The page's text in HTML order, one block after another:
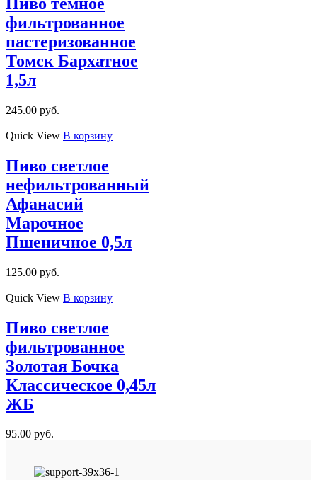
фильтрованное
пастеризованное
Томск Бархатное
1,5л
245.00 руб.
Quick View В корзину
Пиво светлое
нефильтрованный
Афанасий
Марочное
Пшеничное 0,5л
125.00 руб.
Quick View В корзину
Пиво светлое
фильтрованное
Золотая Бочка
Классическое 0,45л
ЖБ
95.00 руб.